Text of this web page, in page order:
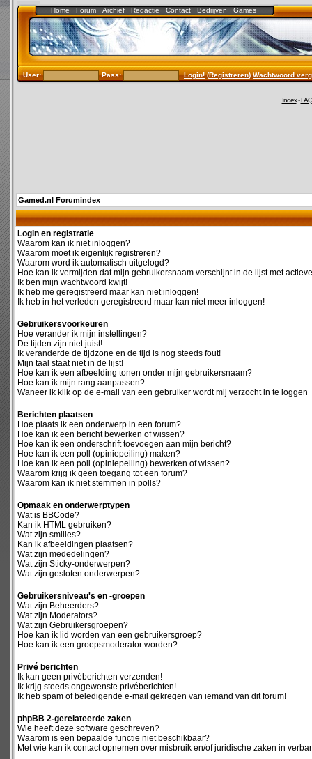
Home Forum Archief Redactie Contact Bedrijven Games
User: Pass: Login!(Registreren)Wachtwoord
Index-FAQ
Gamed.nl Forumindex
Login en registratie
Waarom kan ik niet inloggen?
Waarom moet ik eigenlijk registreren?
Waarom word ik automatisch uitgelogd?
Hoe kan ik vermijden dat mijn gebruikersnaam verschijnt in de lijst met
Ik ben mijn wachtwoord kwijt!
Ik heb me geregistreerd maar kan niet inloggen!
Ik heb in het verleden geregistreerd maar kan niet meer inloggen!
Gebruikersvoorkeuren
Hoe verander ik mijn instellingen?
De tijden zijn niet juist!
Ik veranderde de tijdzone en de tijd is nog steeds fout!
Mijn taal staat niet in de lijst!
Hoe kan ik een afbeelding tonen onder mijn gebruikersnaam?
Hoe kan ik mijn rang aanpassen?
Waneer ik klik op de e-mail van een gebruiker wordt mij verzocht in te loggen
Berichten plaatsen
Hoe plaats ik een onderwerp in een forum?
Hoe kan ik een bericht bewerken of wissen?
Hoe kan ik een onderschrift toevoegen aan mijn bericht?
Hoe kan ik een poll (opiniepeiling) maken?
Hoe kan ik een poll (opiniepeiling) bewerken of wissen?
Waarom krijg ik geen toegang tot een forum?
Waarom kan ik niet stemmen in polls?
Opmaak en onderwerptypen
Wat is BBCode?
Kan ik HTML gebruiken?
Wat zijn smilies?
Kan ik afbeeldingen plaatsen?
Wat zijn mededelingen?
Wat zijn Sticky-onderwerpen?
Wat zijn gesloten onderwerpen?
Gebruikersniveau's en -groepen
Wat zijn Beheerders?
Wat zijn Moderators?
Wat zijn Gebruikersgroepen?
Hoe kan ik lid worden van een gebruikersgroep?
Hoe kan ik een groepsmoderator worden?
Privé berichten
Ik kan geen privéberichten verzenden!
Ik krijg steeds ongewenste privéberichten!
Ik heb spam of beledigende e-mail gekregen van iemand van dit forum!
phpBB 2-gerelateerde zaken
Wie heeft deze software geschreven?
Waarom is een bepaalde functie niet beschikbaar?
Met wie kan ik contact opnemen over misbruik en/of juridische zaken in